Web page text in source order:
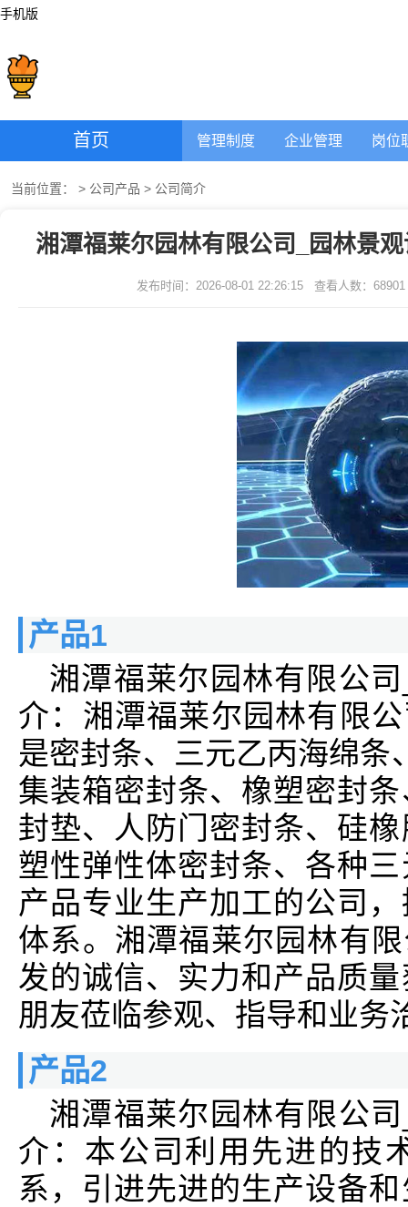
手机版
首页 管理制度 企业管理 岗位
当前位置： > 公司产品 > 公司简介
湘潭福莱尔园林有限公司_园林景
发布时间：2026-08-01 22:26:15 查看人数： 68901
产品1
湘潭福莱尔园林有限公
介：湘潭福莱尔园林有限
是密封条、三元乙丙海绵条
集装箱密封条、橡塑密封
封垫、人防门密封条、硅
塑性弹性体密封条、各种
产品专业生产加工的公司
体系。湘潭福莱尔园林有
发的诚信、实力和产品质
朋友莅临参观、指导和业务
产品2
湘潭福莱尔园林有限公
介：本公司利用先进的技
系，引进先进的生产设备